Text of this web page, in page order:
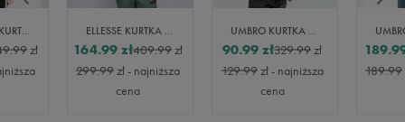
CHAMPION KURTKA ZIMOWA HOODED JACKET
zł
ELLESSE KURTKA ZIMOWA LOMBARDY KHA
409.99zł
164.99 zł
299.99zł- najniższa
cena
UMBRO KURTKA ZIMOWA MILVO
329.99zł
90.99 zł
129.99zł- najniższa
cena
189.99